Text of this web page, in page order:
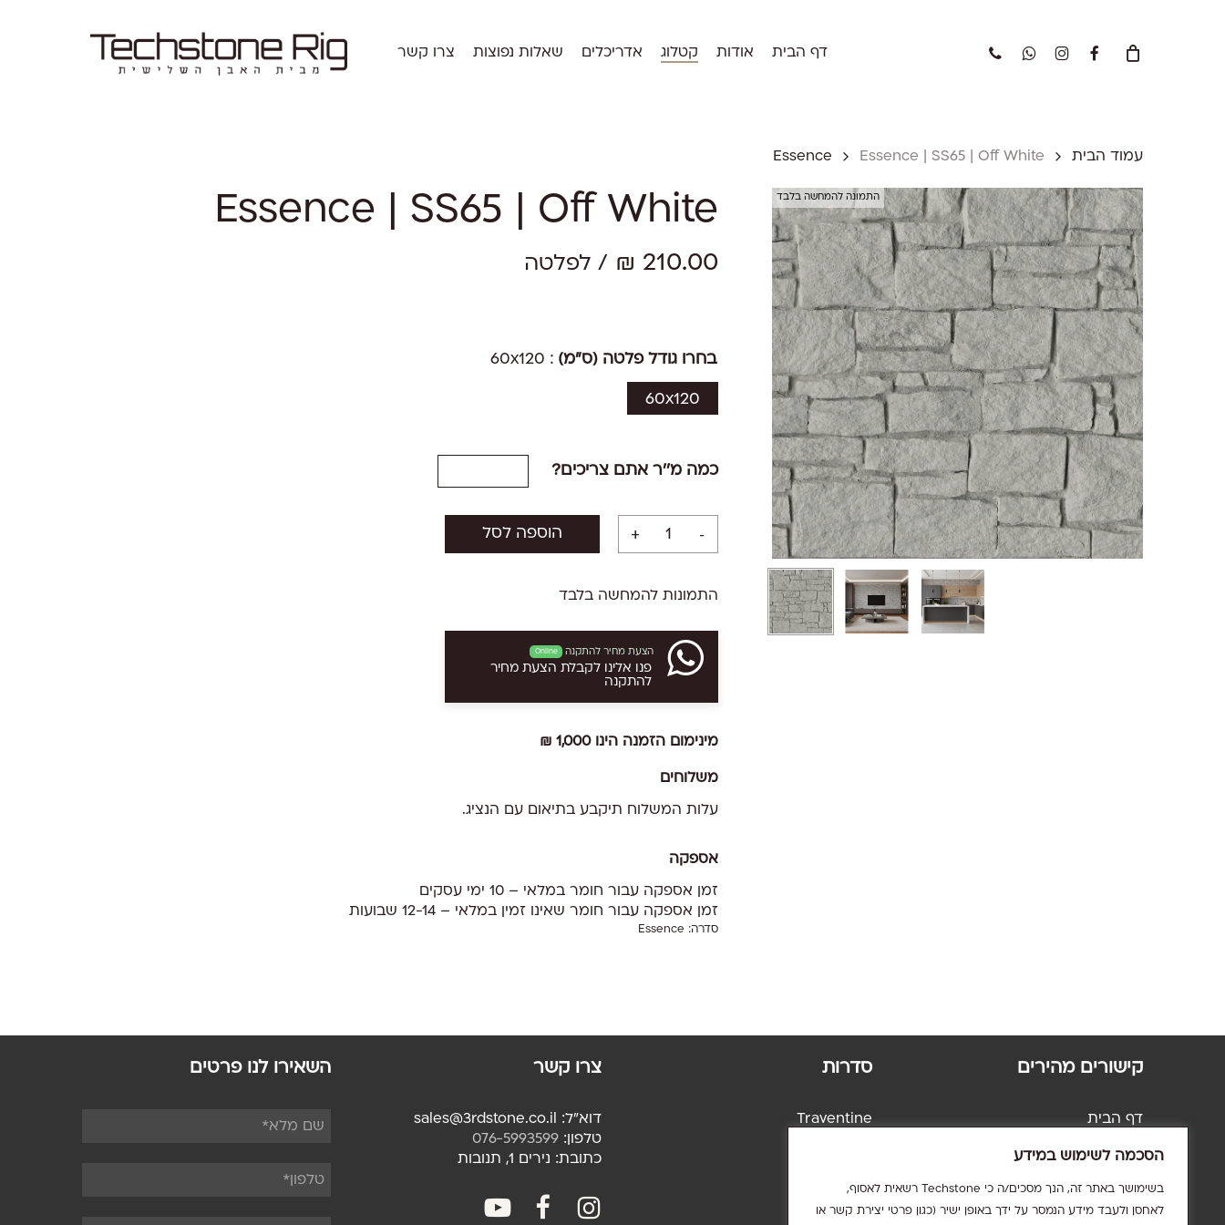
הסכמה לשימוש במידע
בשימושך באתר זה, הנך מסכים/ה כי Techstone רשאית לאסוף,
לאחסן ולעבד מידע הנמסר על ידך באופן ישיר (כגון פרטי יצירת קשר או
דף הבית אודות קטלוג אדריכלים שאלות נפוצות צרו קשר facebook
instagram
whatsapp
phone
Close
Cart
עמוד הבית Essence Essence | SS65 | Off White
התמונה להמחשה בלבד Essence | SS65 | Off White
₪ 210.00 / לפלטה
בחרו גודל פלטה (ס"מ) : 60x120
60x120
כמה מ''ר אתם צריכים?
הוספה לסל
התמונות להמחשה בלבד
הצעת מחיר להתקנה Online
פנו אלינו לקבלת הצעת מחיר
להתקנה
מינימום הזמנה הינו 1,000 ₪
משלוחים
עלות המשלוח תיקבע בתיאום עם הנציג.
אספקה
זמן אספקה עבור חומר במלאי – 10 ימי עסקים
זמן אספקה עבור חומר שאינו זמין במלאי – 12-14 שבועות
סדרה: Essence
קישורים מהירים
דף הבית
קטלוג
צרו קשר
סדרות
Traventine
Zen
צרו קשר
דוא"ל: sales@3rdstone.co.il
טלפון: 076-5993599
כתובת: נירים 1, תנובות
youtubefacebook
השאירו לנו פרטים